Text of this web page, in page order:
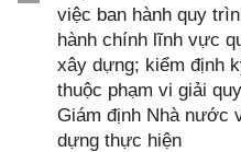
việc ban hành quy
hành chính lĩnh vực
xây dựng; kiểm định
thuộc phạm vi giải
Giám định Nhà nước
dựng thực hiện